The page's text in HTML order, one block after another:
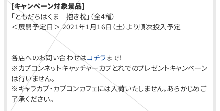
[キャンペーン対象景品]
「ともだちはくま 抱き枕」（全4種）
＜展開予定日＞ 2021年1月16日（土）より順次投入予定
各店へのお問い合わせはコチラまで！
※カプコンネットキャッチャーカプとれでのプレゼントキャンペーン
は行いません。
※キャラカプ・カプコンカフェには入荷いたしません。あらかじめご
了承ください。